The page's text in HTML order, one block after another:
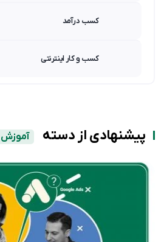
کسب درآمد
کسب و کار اینترنتی
پیشنهادی از دسته آموزش